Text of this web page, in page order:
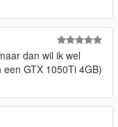
dan wil ik wel
GTX 1050Ti 4GB)